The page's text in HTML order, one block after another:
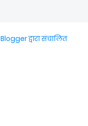
Blogger द्वारा संचालित